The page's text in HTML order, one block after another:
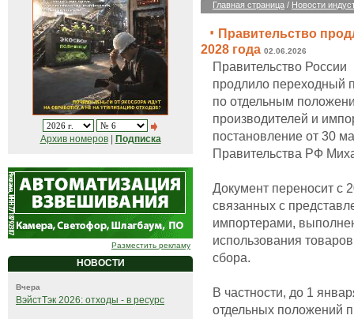
Архив номеров| Подписка
Разместить рекламу
НОВОСТИ
Вчера
ВэйстТэк 2026: отходы - в ресурс
Главная страница / Новости
Правительство
2028 года 02.06.2026
Правительство России
продлило переходный
по отдельным
производителей и
постановление от 30
Правительства РФ
Документ переносит с
связанных с
импортерами,
использования
сбора.
В частности, до 1
отдельных положений